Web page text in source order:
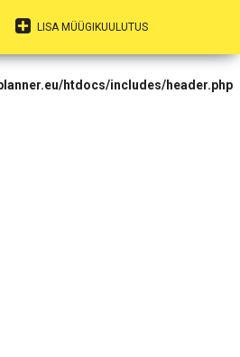
htdocs/includes/header.php
LISA MÜÜGIKUULUTUS